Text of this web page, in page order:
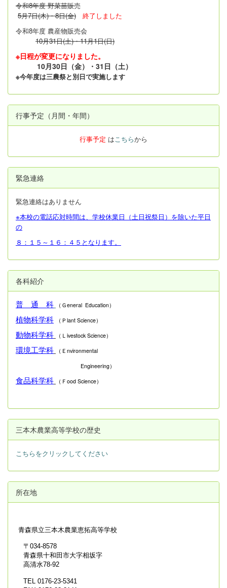
令和8年度 野菜苗販売
5月7日(木)・8日(金)
終了しました
令和8年度 農産物販売会
10月31日(土)・11月1日(日)
※日程が変更になりました。
10月30日（金）・31日（土）
※今年度は三農祭と別日で実施します
行事予定（月間・年間）
行事予定 はこちらから
緊急連絡
緊急連絡はありません
※本校の電話応対時間は、学校休業日（土日祝祭日）を除いた平日
の
８：１５～１６：４５となります。
各科紹介
普 通 科 （Ｇeneral Education）
植物科学科 （Ｐlant Science）
動物科学科 （Ｌivestock Science）
環境工学科
（Ｅnvironmental
Engineering）
食品科学科 （Ｆood Science）
三本木農業高等学校の歴史
こちらをクリックしてください
所在地
青森県立三本木農業恵拓高等学校
〒034-8578
青森県十和田市大字相坂字
高清水78-92
TEL 0176-23-5341